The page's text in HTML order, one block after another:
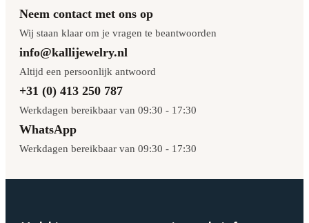
Neem contact met ons op
Wij staan klaar om je vragen te beantwoorden
info@kallijewelry.nl
Altijd een persoonlijk antwoord
+31 (0) 413 250 787
Werkdagen bereikbaar van 09:30 - 17:30
WhatsApp
Werkdagen bereikbaar van 09:30 - 17:30